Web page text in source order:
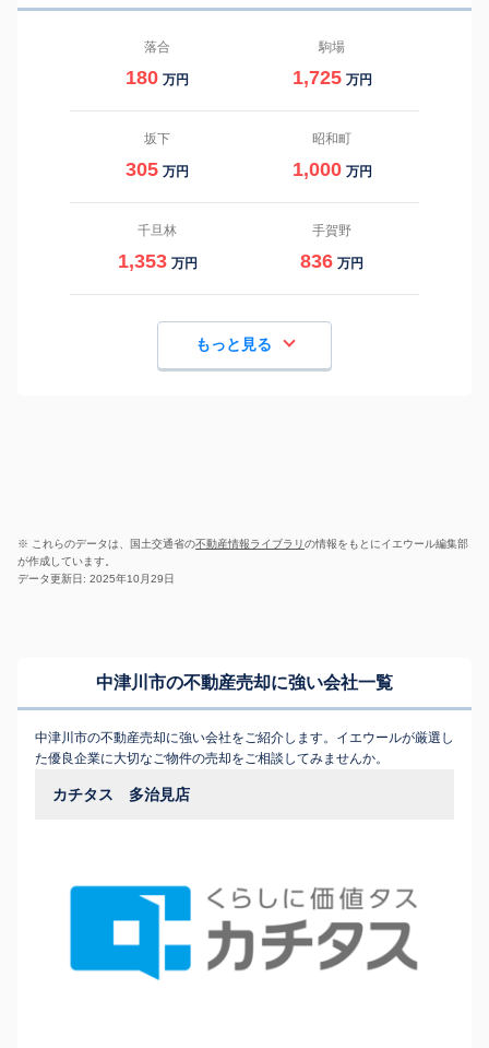
落合
180 万円
駒場
1,725 万円
坂下
305 万円
昭和町
1,000 万円
千旦林
1,353 万円
手賀野
836 万円
もっと見る
※ これらのデータは、国土交通省の不動産情報ライブラリの情報をもとにイエウール編集部
が作成しています。
データ更新日: 2025年10月29日
中津川市の不動産売却に強い会社一覧
中津川市の不動産売却に強い会社をご紹介します。イエウールが厳選し
た優良企業に大切なご物件の売却をご相談してみませんか。
カチタス 多治見店